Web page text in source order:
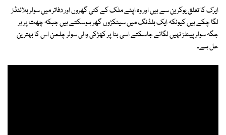
ایرک کا تعلق یوکرین سے ہیں اور وہ اپنے ملک کے کئی گھروں اور دفاتر میں سولر بلائنڈز
لگا چکے ہیں کیونکہ ایک بلڈنگ میں سینکڑوں گھر ہوسکتے ہیں جبکہ چھت پر ہر
جگہ سولر پینلز نہیں لگائے جاسکتے اسی بنا پر کھڑکی والی سولر چلمن اس کا بہترین
حل ہے۔